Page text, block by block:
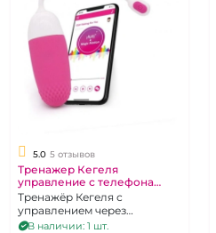
5.0 5 отзывов
Тренажер Кегеля
управление с телефона
"Magic Vini" розовый
Тренажёр Кегеля с
управлением через
приложение
В наличии: 1 шт.